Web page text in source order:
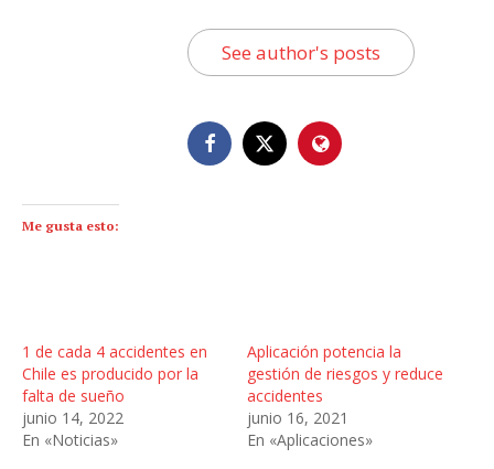
See author's posts
Me gusta esto:
1 de cada 4 accidentes en
Chile es producido por la
falta de sueño
junio 14, 2022
En «Noticias»
Aplicación potencia la
gestión de riesgos y reduce
accidentes
junio 16, 2021
En «Aplicaciones»